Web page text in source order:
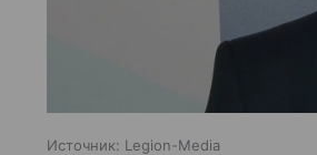
Источник: Legion-Media